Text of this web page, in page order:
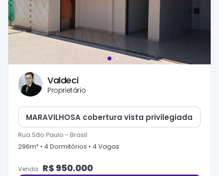
Valdeci
Proprietário
MARAVILHOSA cobertura vista privilegiada
Rua São Paulo - Brasil
296m² • 4 Dormitórios • 4 Vagas
Venda R$ 950.000